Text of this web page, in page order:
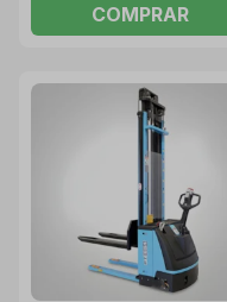
COMPRAR